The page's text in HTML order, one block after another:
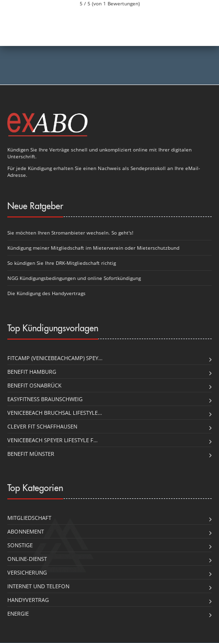
5 / 5 (von 1 Bewertungen)
Kündigen Sie Ihre Verträge schnell und unkompliziert online mit Ihrer digitalen
Unterschrift.
Für jede Kündigung erhalten Sie einen Nachweis als Sendeprotokoll an Ihre eMail-
Adresse.
Neue Ratgeber
Sie möchten Ihren Stromanbieter wechseln. So geht's!
Kündigung meiner Mitgliedschaft im Mieterverein oder Mieterschutzbund
So kündigen Sie Ihre DRK-Mitgliedschaft richtig
NGG Kündigungsbedingungen und online Sofortkündigung
Die Kündigung des Handyvertrags
Top Kündigungsvorlagen
FITCAMP (VENICEBEACHCAMP) SPEY…
BENEFIT HAMBURG
BENEFIT OSNABRÜCK
EASYFITNESS BRAUNSCHWEIG
VENICEBEACH BRUCHSAL LIFESTYLE…
CLEVER FIT SCHAFFHAUSEN
VENICEBEACH SPEYER LIFESTYLE F…
BENEFIT MÜNSTER
Top Kategorien
MITGLIEDSCHAFT
ABONNEMENT
SONSTIGE
ONLINE-DIENST
VERSICHERUNG
INTERNET UND TELEFON
HANDYVERTRAG
ENERGIE